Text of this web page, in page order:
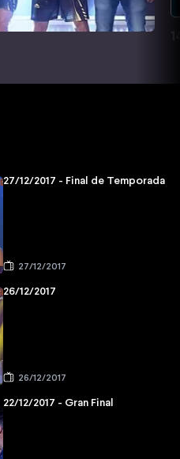
27/12/2017 - Final de Temporada
27/12/2017
26/12/2017
26/12/2017
22/12/2017 - Gran Final